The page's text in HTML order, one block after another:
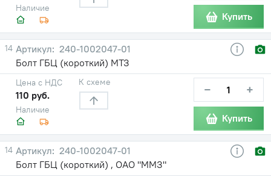
Наличие
Купить
14
240-1002047-01
Болт ГБЦ (короткий) МТЗ
Наличие
Цена с НДС
110 руб.
К схеме − +
Купить
14
240-1002047-01
Болт ГБЦ (короткий) , ОАО "ММЗ"